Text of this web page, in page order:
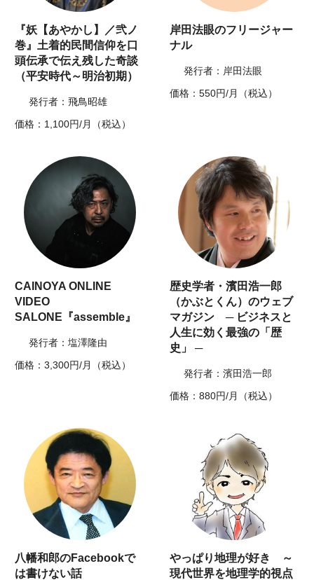
『妖【あやかし】／弐ノ
巻』土着的民間信仰を口
頭伝承で伝え残した奇談
（平安時代～明治初期）
発行者：飛鳥昭雄
価格：1,100円/月（税込）
岸田法眼のフリージャー
ナル
発行者：岸田法眼
価格：550円/月（税込）
CAINOYA ONLINE
VIDEO
SALONE『assemble』
発行者：塩澤隆由
価格：3,300円/月（税込）
歴史学者・濱田浩一郎
（かぶとくん）のウェブ
マガジン ─ ビジネスと
人生に効く最強の「歴
史」 ─
発行者：濱田浩一郎
価格：880円/月（税込）
八幡和郎のFacebookで
は書けない話
やっぱり地理が好き ～
現代世界を地理学的視点